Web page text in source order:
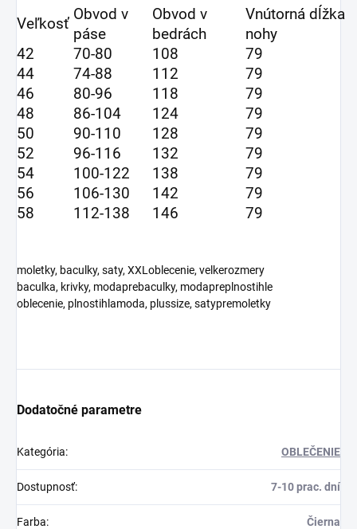
Veľkosť
Obvod v
páse
Obvod v
bedrách
Vnútorná dĺžka
nohy
42
70-80 108
79
44
74-88 112
79
46
80-96 118
79
48
86-104 124
79
50
90-110 128
79
52
96-116 132
79
54
100-122 138
79
56
106-130 142
79
58
112-138 146 79
moletky, baculky, saty, XXLoblecenie, velkerozmery
baculka, krivky, modaprebaculky, modapreplnostihle
oblecenie, plnostihlamoda, plussize, satypremoletky
Dodatočné parametre
Kategória: OBLEČENIE
Dostupnosť: 7-10 prac. dní
Farba: Čierna